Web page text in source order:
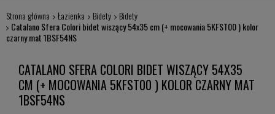
Strona główna Łazienka Bidety
Bidety
Catalano Sfera Colori bidet wiszący 54x35 cm (+ mocowania 5KFST00 ) kolor
czarny mat 1BSF54NS
CATALANO SFERA COLORI BIDET WISZĄCY 54X35
CM (+ MOCOWANIA 5KFST00 ) KOLOR CZARNY MAT
1BSF54NS